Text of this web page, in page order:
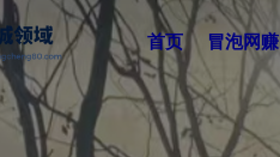
首页 冒泡网赚